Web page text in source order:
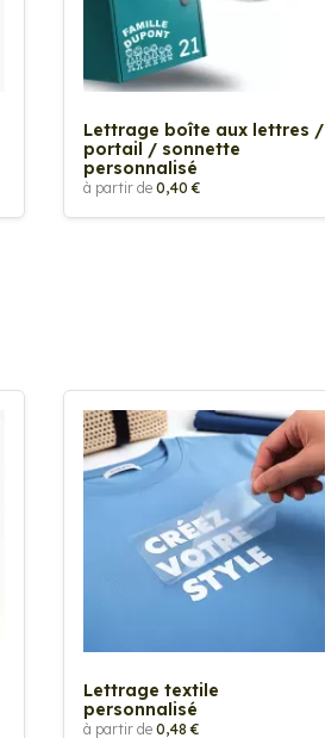
Lettrage boîte aux lettres /
portail / sonnette
personnalisé
à partir de 0,40 €
Lettrage textile
personnalisé
à partir de 0,48 €